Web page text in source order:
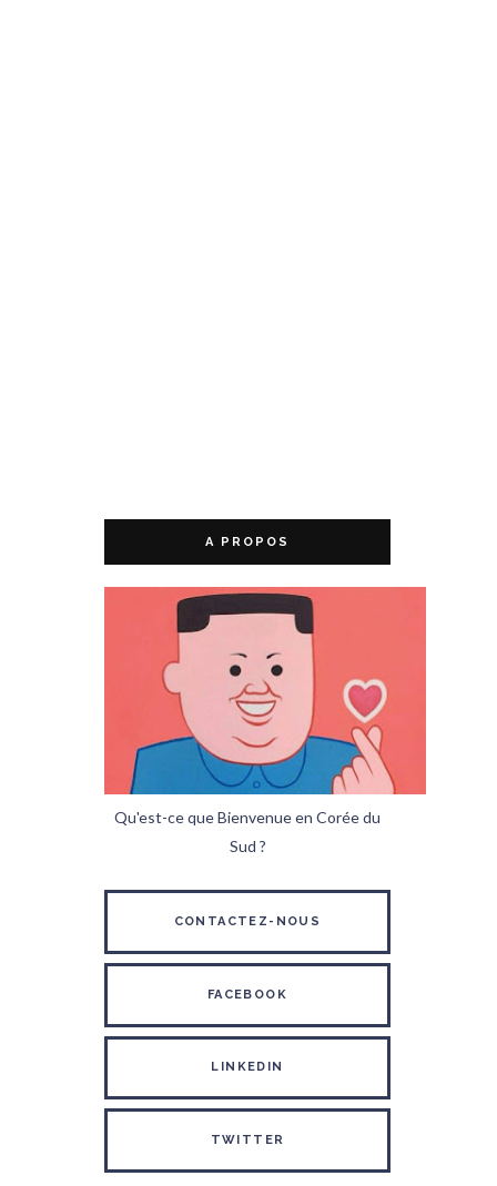
A PROPOS
Qu'est-ce que Bienvenue en Corée du
Sud ?
CONTACTEZ-NOUS
FACEBOOK
LINKEDIN
TWITTER